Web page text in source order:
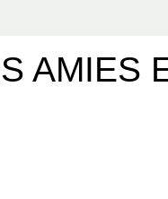
AMIES